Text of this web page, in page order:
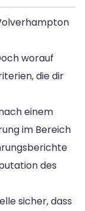
worauf
die dir
einem
im Bereich
des
sicher, dass